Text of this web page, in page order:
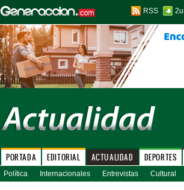
RSS
PORTADA EDITORIAL ACTUALIDAD DEPORTES
Política Internacionales Entrevistas Cultural